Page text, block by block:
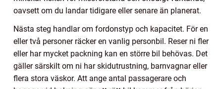
oavsett om du landar tidigare eller senare än planerat.
Nästa steg handlar om fordonstyp och kapacitet. För en
eller två personer räcker en vanlig personbil. Reser ni fler
eller har mycket packning kan en större bil behövas. Det
gäller särskilt om ni har skidutrustning, barnvagnar eller
flera stora väskor. Att ange antal passagerare och